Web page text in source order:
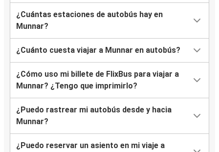
¿Cuántas estaciones de autobús hay en
Munnar?
¿Cuánto cuesta viajar a Munnar en autobús?
¿Cómo uso mi billete de FlixBus para viajar a
Munnar? ¿Tengo que imprimirlo?
¿Puedo rastrear mi autobús desde y hacia
Munnar?
¿Puedo reservar un asiento en mi viaje a